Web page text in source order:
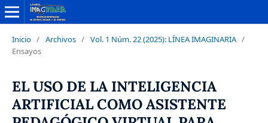
Inicio / Archivos / Vol. 1 Núm. 22 (2025): LÍNEA IMAGINARIA /
Ensayos
EL USO DE LA INTELIGENCIA
ARTIFICIAL COMO ASISTENTE